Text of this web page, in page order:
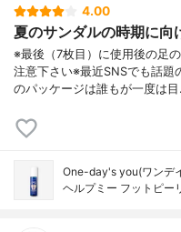
4.00
夏のサンダルの時期に向
※最後（7枚目）に使用後の足
注意下さい※最近SNSでも話題
のパッケージは誰もが一度は
One-day's you(ワンデ
ヘルプミー フットピー